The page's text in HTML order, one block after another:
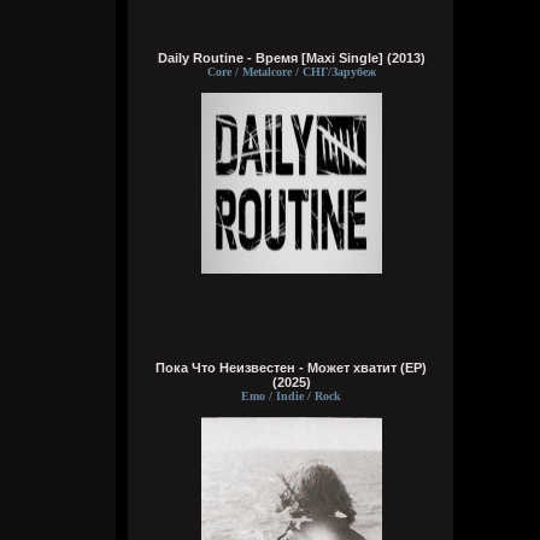
Вчера в 16:15:56
А вы знали что Кадышевой 67 лет?
Странно, в моем детстве я думал ей
столько же. Получается она и не стареет
даже, ей все время 60
Кукуня
Вчера в 16:15:29
Wirtuozik
Вчера в 16:15:10
А я вовсе не колдунья,
Это мне судьба послала
Грешную любовь мою.
Не судите строго, люди,
Пожалей меня, родня,
Видно, в жизни суждено мне
Daily Routine - Время [Maxi Single] (2013)
Core / Metalcore / СНГ/Зарубеж
Пока Что Неизвестен - Может хватит (ЕР)
(2025)
Emo / Indie / Rock